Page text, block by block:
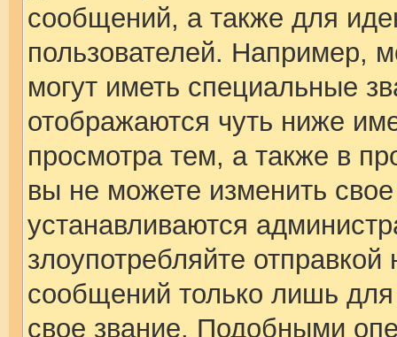
сообщений, а также для
пользователей. Например,
могут иметь специальные
отображаются чуть ниже
просмотра тем, а также в
вы не можете изменить
устанавливаются
злоупотребляйте
сообщений только лишь
свое звание. Подобными